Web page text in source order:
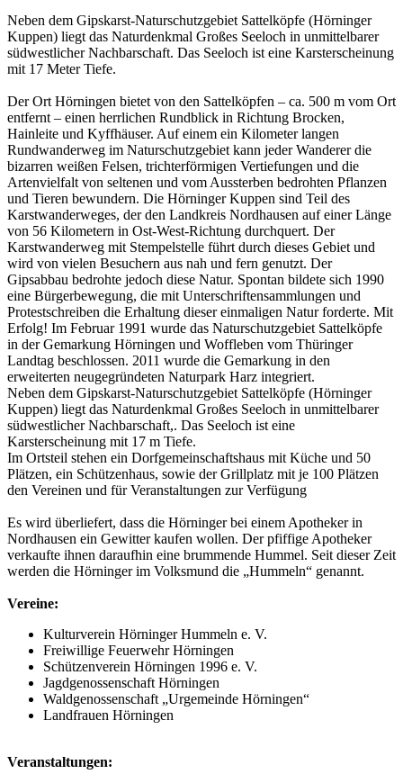
Neben dem Gipskarst-Naturschutzgebiet Sattelköpfe (Hörninger
Kuppen) liegt das Naturdenkmal Großes Seeloch in unmittelbarer
südwestlicher Nachbarschaft. Das Seeloch ist eine Karsterscheinung
mit 17 Meter Tiefe.
Der Ort Hörningen bietet von den Sattelköpfen – ca. 500 m vom Ort
entfernt – einen herrlichen Rundblick in Richtung Brocken,
Hainleite und Kyffhäuser. Auf einem ein Kilometer langen
Rundwanderweg im Naturschutzgebiet kann jeder Wanderer die
bizarren weißen Felsen, trichterförmigen Vertiefungen und die
Artenvielfalt von seltenen und vom Aussterben bedrohten Pflanzen
und Tieren bewundern. Die Hörninger Kuppen sind Teil des
Karstwanderweges, der den Landkreis Nordhausen auf einer Länge
von 56 Kilometern in Ost-West-Richtung durchquert. Der
Karstwanderweg mit Stempelstelle führt durch dieses Gebiet und
wird von vielen Besuchern aus nah und fern genutzt. Der
Gipsabbau bedrohte jedoch diese Natur. Spontan bildete sich 1990
eine Bürgerbewegung, die mit Unterschriftensammlungen und
Protestschreiben die Erhaltung dieser einmaligen Natur forderte. Mit
Erfolg! Im Februar 1991 wurde das Naturschutzgebiet Sattelköpfe
in der Gemarkung Hörningen und Woffleben vom Thüringer
Landtag beschlossen. 2011 wurde die Gemarkung in den
erweiterten neugegründeten Naturpark Harz integriert.
Neben dem Gipskarst-Naturschutzgebiet Sattelköpfe (Hörninger
Kuppen) liegt das Naturdenkmal Großes Seeloch in unmittelbarer
südwestlicher Nachbarschaft,. Das Seeloch ist eine
Karsterscheinung mit 17 m Tiefe.
Im Ortsteil stehen ein Dorfgemeinschaftshaus mit Küche und 50
Plätzen, ein Schützenhaus, sowie der Grillplatz mit je 100 Plätzen
den Vereinen und für Veranstaltungen zur Verfügung
Es wird überliefert, dass die Hörninger bei einem Apotheker in
Nordhausen ein Gewitter kaufen wollen. Der pfiffige Apotheker
verkaufte ihnen daraufhin eine brummende Hummel. Seit dieser Zeit
werden die Hörninger im Volksmund die „Hummeln“ genannt.
Vereine:
Kulturverein Hörninger Hummeln e. V.
Freiwillige Feuerwehr Hörningen
Schützenverein Hörningen 1996 e. V.
Jagdgenossenschaft Hörningen
Waldgenossenschaft „Urgemeinde Hörningen“
Landfrauen Hörningen
Veranstaltungen: